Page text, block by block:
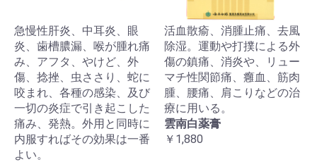
急慢性肝炎、中耳炎、眼
炎、歯槽膿漏、喉が腫れ痛
み、アフタ、やけど、外
傷、捻挫、虫ささり、蛇に
咬まれ、各種の感染、及び
一切の炎症で引き起こした
痛み、発熱。外用と同時に
内服すればその効果は一番
よい。
活血散瘉、消腫止痛、去風
除湿。運動や打撲による外
傷の鎮痛、消炎や、リュー
マチ性関節痛、癰血、筋肉
腫、腰痛、肩こりなどの治
療に用いる。
雲南白薬膏
￥1,880